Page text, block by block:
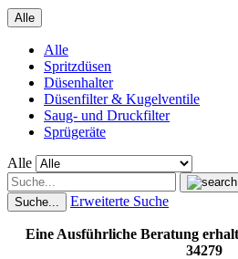
Alle
Alle
Spritzdüsen
Düsenhalter
Düsenfilter & Kugelventile
Saug- und Druckfilter
Sprügeräte
Alle
Suche... Erweiterte Suche
Eine Ausführliche Beratung
34279